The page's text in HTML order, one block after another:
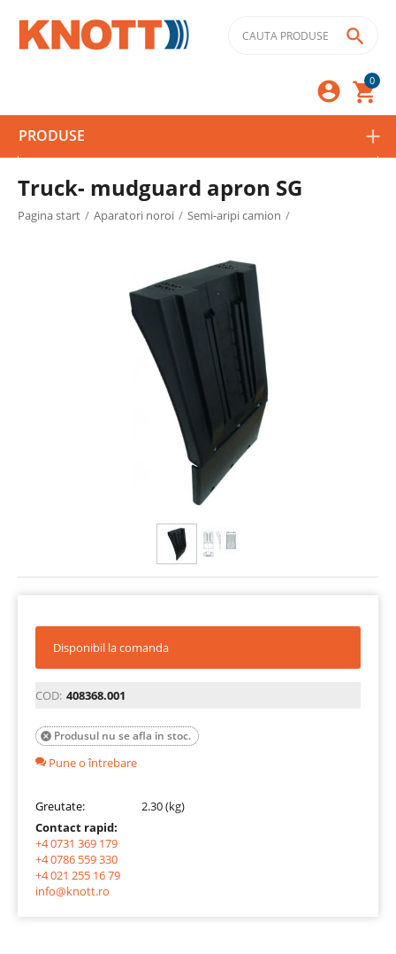
0




PRODUSE
Truck- mudguard apron SG
Pagina start / Aparatori noroi / Semi-aripi camion /
Disponibil la comanda
COD: 408368.001
Produsul nu se afla in stoc.

Pune o întrebare
Greutate:
2.30 (kg)
Contact rapid:
+4 0731 369 179
+4 0786 559 330
+4 021 255 16 79
info@knott.ro